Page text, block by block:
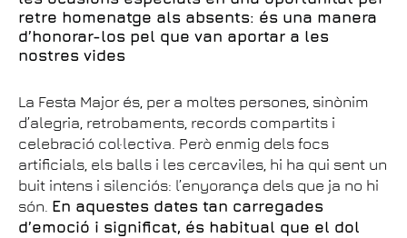
retre homenatge als absents: és una manera
d’honorar-los pel que van aportar a les
nostres vides
La Festa Major és, per a moltes persones, sinònim
d’alegria, retrobaments, records compartits i
celebració col·lectiva. Però enmig dels focs
artificials, els balls i les cercaviles, hi ha qui sent un
buit intens i silenciós: l’enyorança dels que ja no hi
són. En aquestes dates tan carregades
d’emoció i significat, és habitual que el dol